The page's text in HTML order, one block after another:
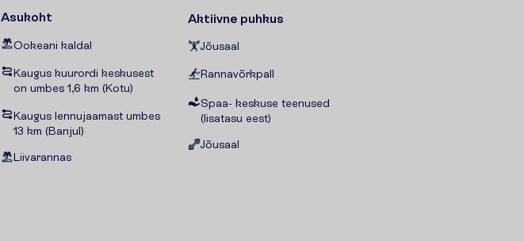
Asukoht
Ookeani kaldal
Kaugus kuurordi keskusest
on umbes 1,6 km (Kotu)
Kaugus lennujaamast umbes
13 km (Banjul)
Liivarannas
Aktiivne puhkus
Jõusaal
Rannavõrkpall
Spaa- keskuse teenused
(lisatasu eest)
Jõusaal